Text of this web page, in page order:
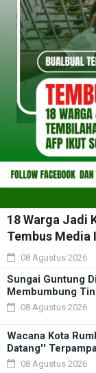
18 Warga Jadi
Tembus Media
08 Agustus 2026
Sungai Guntung
Membumbung
08 Agustus 2026
Wacana Kota
Datang''
08 Agustus 2026